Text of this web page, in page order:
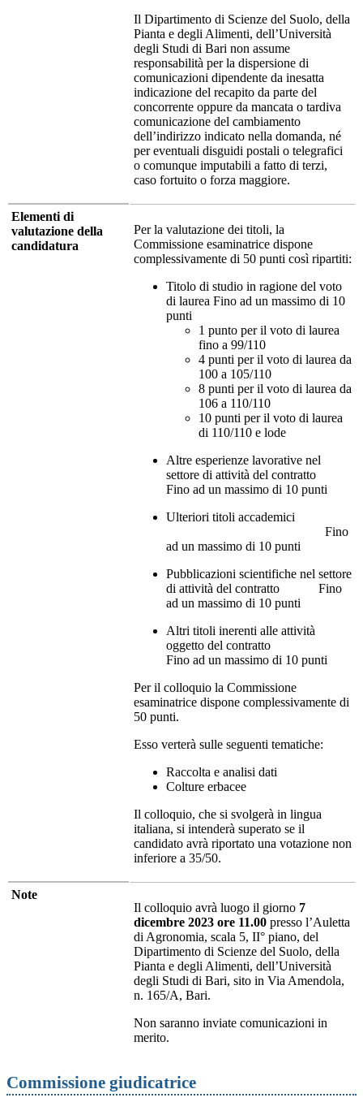
Il Dipartimento di Scienze del Suolo, della
Pianta e degli Alimenti, dell’Università
degli Studi di Bari non assume
responsabilità per la dispersione di
comunicazioni dipendente da inesatta
indicazione del recapito da parte del
concorrente oppure da mancata o tardiva
comunicazione del cambiamento
dell’indirizzo indicato nella domanda, né
per eventuali disguidi postali o telegrafici
o comunque imputabili a fatto di terzi,
caso fortuito o forza maggiore.
Elementi di
valutazione della
candidatura
Per la valutazione dei titoli, la
Commissione esaminatrice dispone
complessivamente di 50 punti così ripartiti:
Titolo di studio in ragione del voto
di laurea Fino ad un massimo di 10
punti
1 punto per il voto di laurea
fino a 99/110
4 punti per il voto di laurea da
100 a 105/110
8 punti per il voto di laurea da
106 a 110/110
10 punti per il voto di laurea
di 110/110 e lode
Altre esperienze lavorative nel
settore di attività del contratto
Fino ad un massimo di 10 punti
Ulteriori titoli accademici
Fino
ad un massimo di 10 punti
Pubblicazioni scientifiche nel settore
di attività del contratto Fino
ad un massimo di 10 punti
Altri titoli inerenti alle attività
oggetto del contratto
Fino ad un massimo di 10 punti
Per il colloquio la Commissione
esaminatrice dispone complessivamente di
50 punti.
Esso verterà sulle seguenti tematiche:
Raccolta e analisi dati
Colture erbacee
Il colloquio, che si svolgerà in lingua
italiana, si intenderà superato se il
candidato avrà riportato una votazione non
inferiore a 35/50.
Note
Il colloquio avrà luogo il giorno 7
dicembre 2023 ore 11.00 presso l’Auletta
di Agronomia, scala 5, II° piano, del
Dipartimento di Scienze del Suolo, della
Pianta e degli Alimenti, dell’Università
degli Studi di Bari, sito in Via Amendola,
n. 165/A, Bari.
Non saranno inviate comunicazioni in
merito.
Commissione giudicatrice